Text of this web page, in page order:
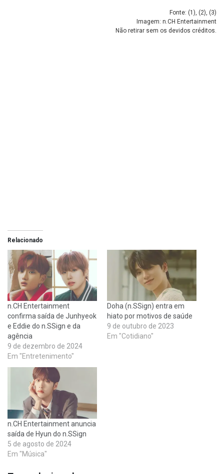
Fonte: (1 ), (2), (3)
Imagem: n.CH Entertainment
Não retirar sem os devidos créditos.
Relacionado
n.CH Entertainment
confirma saída de Junhyeok
e Eddie do n.SSign e da
agência
9 de dezembro de 2024
Em "Entretenimento"
Doha (n.SSign) entra em
hiato por motivos de saúde
9 de outubro de 2023
Em "Cotidiano"
n.CH Entertainment anuncia
saída de Hyun do n.SSign
5 de agosto de 2024
Em "Música"